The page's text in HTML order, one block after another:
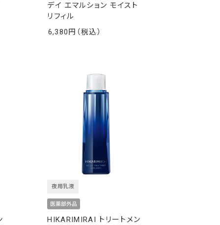
デイ エマルション モイスト
リフィル
6,380
HIKARIMIRAI トリートメン
夜用乳液